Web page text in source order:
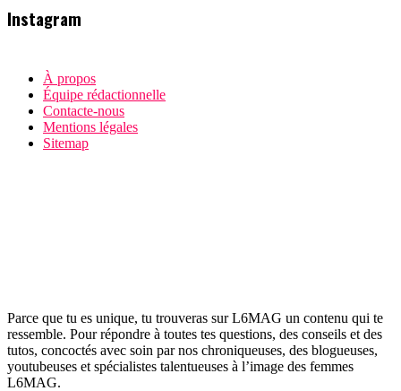
Instagram
À propos
Équipe rédactionnelle
Contacte-nous
Mentions légales
Sitemap
Parce que tu es unique, tu trouveras sur L6MAG un contenu qui te
ressemble. Pour répondre à toutes tes questions, des conseils et des
tutos, concoctés avec soin par nos chroniqueuses, des blogueuses,
youtubeuses et spécialistes talentueuses à l’image des femmes
L6MAG.